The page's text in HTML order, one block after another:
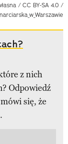
/ CC BY-SA 4.0 /
z nich
Odpowiedź
się, że